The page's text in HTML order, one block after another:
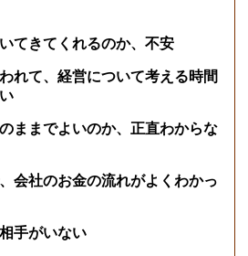
てきてくれるのか、不安
れて、経営について考える時間
ままでよいのか、正直わからな
会社のお金の流れがよくわかっ
手がいない